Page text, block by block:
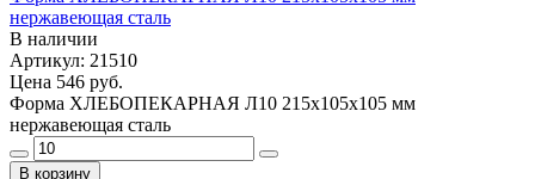
нержавеющая сталь
В наличии
Артикул: 21510
Цена 546 руб.
Форма ХЛЕБОПЕКАРНАЯ Л10 215х105х105 мм
нержавеющая сталь
В корзину